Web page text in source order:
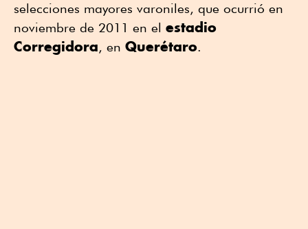
selecciones mayores varoniles, que ocurrió en
noviembre de 2011 en el estadio
Corregidora, en Querétaro.